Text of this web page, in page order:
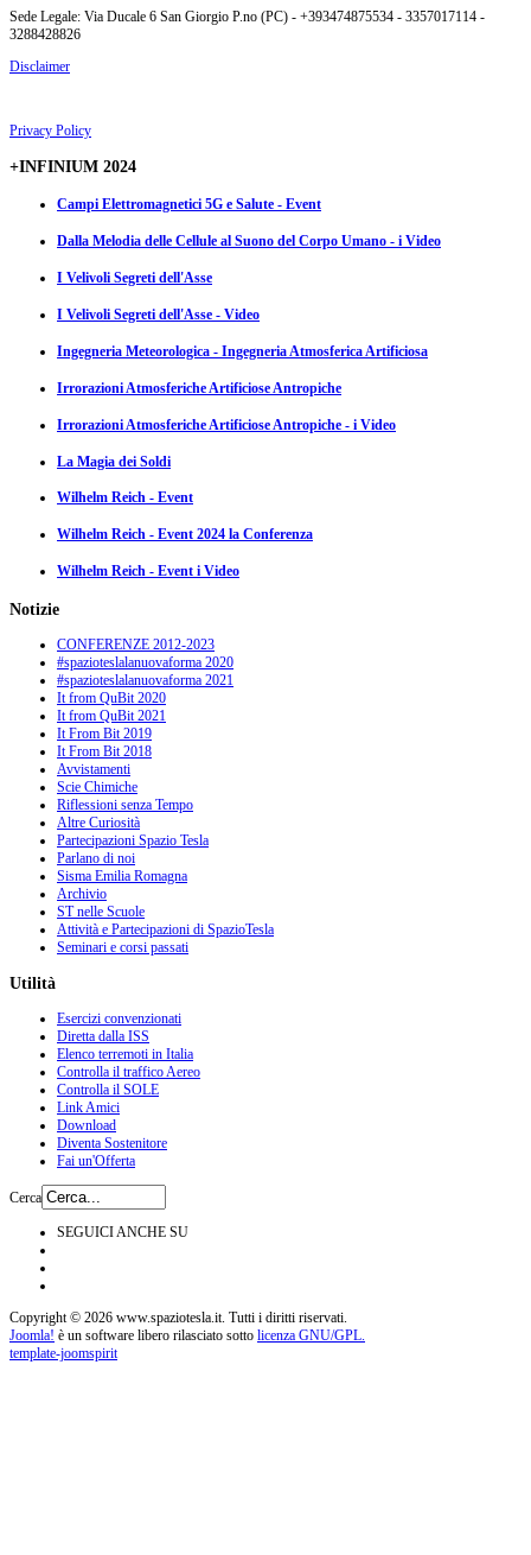
Sede Legale: Via Ducale 6 San Giorgio P.no (PC) - +393474875534 - 3357017114 -
3288428826
Disclaimer
Privacy Policy
+INFINIUM 2024
Campi Elettromagnetici 5G e Salute - Event
Dalla Melodia delle Cellule al Suono del Corpo Umano - i Video
I Velivoli Segreti dell'Asse
I Velivoli Segreti dell'Asse - Video
Ingegneria Meteorologica - Ingegneria Atmosferica Artificiosa
Irrorazioni Atmosferiche Artificiose Antropiche
Irrorazioni Atmosferiche Artificiose Antropiche - i Video
La Magia dei Soldi
Wilhelm Reich - Event
Wilhelm Reich - Event 2024 la Conferenza
Wilhelm Reich - Event i Video
Notizie
CONFERENZE 2012-2023
#spazioteslalanuovaforma 2020
#spazioteslalanuovaforma 2021
It from QuBit 2020
It from QuBit 2021
It From Bit 2019
It From Bit 2018
Avvistamenti
Scie Chimiche
Riflessioni senza Tempo
Altre Curiosità
Partecipazioni Spazio Tesla
Parlano di noi
Sisma Emilia Romagna
Archivio
ST nelle Scuole
Attività e Partecipazioni di SpazioTesla
Seminari e corsi passati
Utilità
Esercizi convenzionati
Diretta dalla ISS
Elenco terremoti in Italia
Controlla il traffico Aereo
Controlla il SOLE
Link Amici
Download
Diventa Sostenitore
Fai un'Offerta
Cerca
SEGUICI ANCHE SU
Copyright © 2026 www.spaziotesla.it. Tutti i diritti riservati.
Joomla! è un software libero rilasciato sotto licenza GNU/GPL.
template-joomspirit